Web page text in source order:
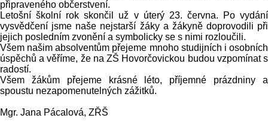
připraveného občerstvení.
Letošní školní rok skončil už v úterý 23. června. Po vydání
vysvědčení jsme naše nejstarší žáky a žákyně doprovodili při
jejich posledním zvonění a symbolicky se s nimi rozloučili.
Všem našim absolventům přejeme mnoho studijních i osobních
úspěchů a věříme, že na ZŠ Hovorčovickou budou vzpomínat s
radostí.
Všem žákům přejeme krásné léto, příjemné prázdniny a
spoustu nezapomenutelných zážitků.
Mgr. Jana Pácalová, ZŘŠ